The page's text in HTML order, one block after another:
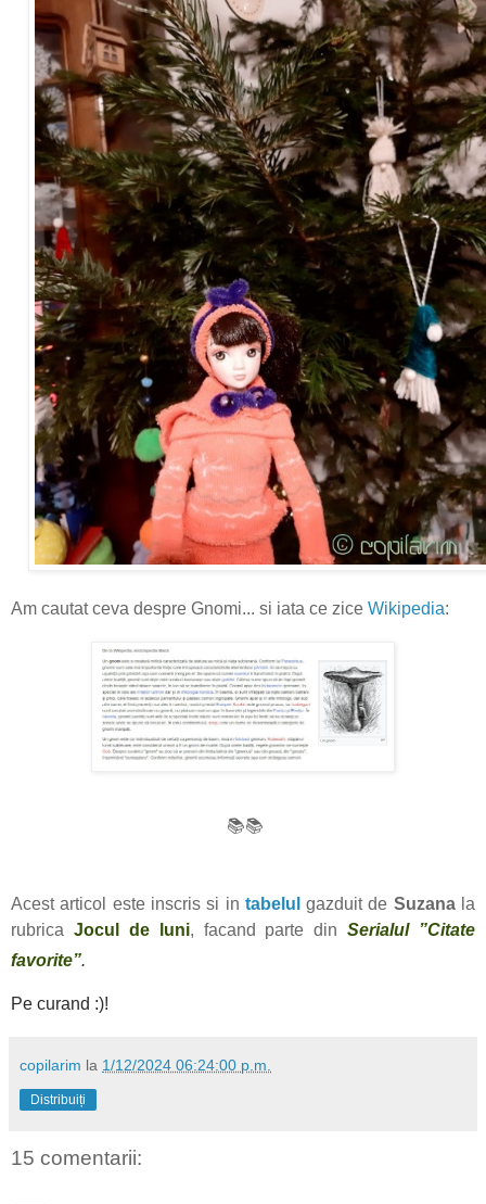
Am cautat ceva despre Gnomi... si iata ce zice Wikipedia:
📚📚
Acest articol este inscris si in tabelul gazduit de Suzana la
rubrica Jocul de luni, facand parte dinSerialul ”Citate
favorite”.
Pe curand :)!
copilarim la 1/12/2024 06:24:00 p.m.
Distribuiți
15 comentarii: